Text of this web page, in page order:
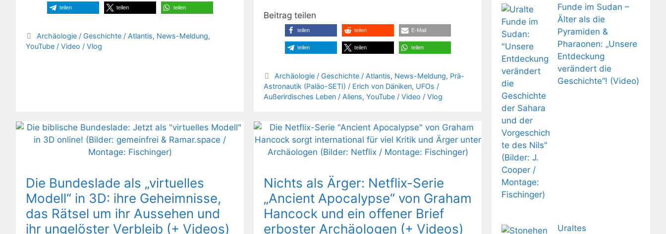
teilen teilen teilen
Kategorien
Archäologie / Geschichte / Atlantis, News-Meldung,
YouTube / Video / Vlog
Beitrag teilen
teilen teilen E-Mail
teilen teilen teilen
Kategorien
Archäologie / Geschichte / Atlantis, News-Meldung, Prä-
Astronautik (Paläo-SETI) / Erich von Däniken, UFOs /
Außerirdisches Leben / Aliens, YouTube / Video / Vlog
Die Bundeslade als „virtuelles
Modell“ in 3D: ihre Geheimnisse,
das Rätsel um ihr Aussehen und
ihr ungelöster Verbleib (+ Videos)
Nichts als Ärger: Netflix-Serie
„Ancient Apocalypse“ von Graham
Hancock und ein offener Brief
erboster Archäologen (+ Videos)
Funde im Sudan –
Älter als die
Pyramiden &
Pharaonen: „Unsere
Entdeckung
verändert die
Geschichte“! (Video)
Uraltes